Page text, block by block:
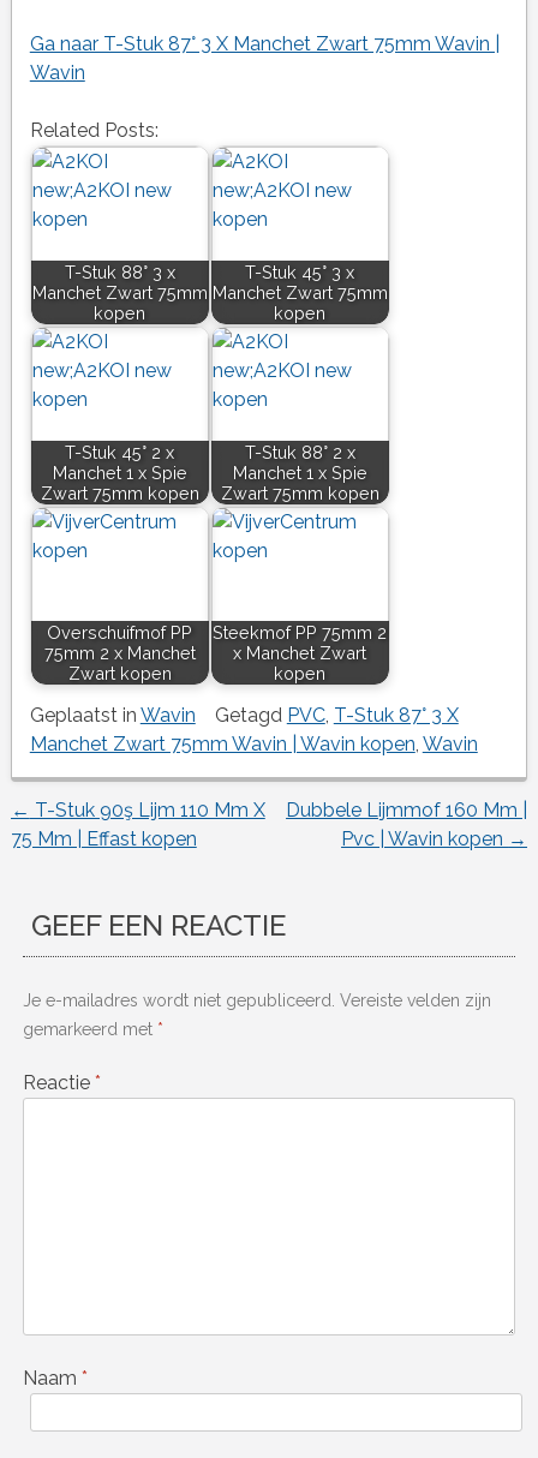
Ga naar T-Stuk 87° 3 X Manchet Zwart 75mm Wavin |
Wavin
Related Posts:
T-Stuk 88° 3 x
Manchet Zwart 75mm
kopen
T-Stuk 45° 3 x
Manchet Zwart 75mm
kopen
T-Stuk 45° 2 x
Manchet 1 x Spie
Zwart 75mm kopen
T-Stuk 88° 2 x
Manchet 1 x Spie
Zwart 75mm kopen
Overschuifmof PP
75mm 2 x Manchet
Zwart kopen
Steekmof PP 75mm 2
x Manchet Zwart
kopen
Geplaatst in Wavin Getagd PVC, T-Stuk 87° 3 X
Manchet Zwart 75mm Wavin | Wavin kopen Wavin
Berichtnavigatie
← T-Stuk 90ş Lijm 110 Mm X
75 Mm | Effast kopen
Dubbele Lijmmof 160 Mm |
Pvc | Wavin kopen →
GEEF EEN REACTIE
Je e-mailadres wordt niet gepubliceerd. Vereiste velden zijn
gemarkeerd met *
Reactie *
Naam *